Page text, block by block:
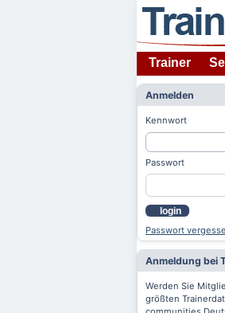
Trainer
Anmelden
Kennwort
Passwort
login
Passwort
Anmeldung bei
Werden Sie
größten